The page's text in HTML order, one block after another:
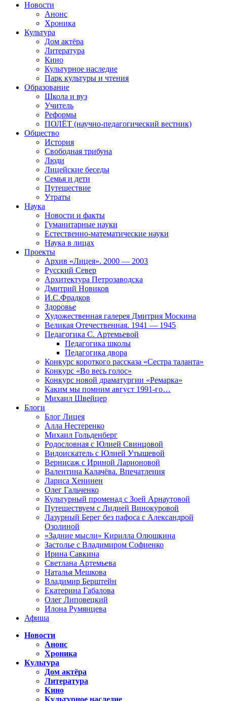
Новости
Анонс
Хроника
Культура
Дом актёра
Литература
Кино
Культурное наследие
Парк культуры и чтения
Образование
Школа и вуз
Учитель
Реформы
ПОЛЁТ (научно-педагогический вестник)
Общество
История
Свободная трибуна
Люди
Лицейские беседы
Семья и дети
Путешествие
Утраты
Наука
Новости и факты
Гуманитарные науки
Естественно-математические науки
Наука в лицах
Проекты
Архив «Лицея». 2000 — 2003
Русский Север
Архитектура Петрозаводска
Дмитрий Новиков
И.С.Фрадков
Здоровье
Художественная галерея Дмитрия Москина
Великая Отечественная. 1941 — 1945
Педагогика С. Артемьевой
Педагогика школы
Педагогика двора
Конкурс короткого рассказа «Сестра таланта»
Конкурс «Во весь голос»
Конкурс новой драматургии «Ремарка»
Каким мы помним август 1991-го…
Михаил Швейцер
Блоги
Блог Лицея
Алла Нестеренко
Михаил Гольденберг
Родословная с Юлией Свинцовой
Видоискатель с Юлией Утышевой
Вернисаж с Ириной Ларионовой
Валентина Калачёва. Впечатления
Лариса Хенинен
Олег Гальченко
Культурный променад с Зоей Арнаутовой
Путешествуем с Лидией Винокуровой
Лазурный Берег без пафоса с Александрой
Озолиной
«Задние мысли» Кирилла Олюшкина
Застолье с Владимиром Софиенко
Ирина Савкина
Светлана Артемьева
Наталья Мешкова
Владимир Берштейн
Екатерина Габалова
Олег Липовецкий
Илона Румянцева
Афиша
Новости
Анонс
Хроника
Культура
Дом актёра
Литература
Кино